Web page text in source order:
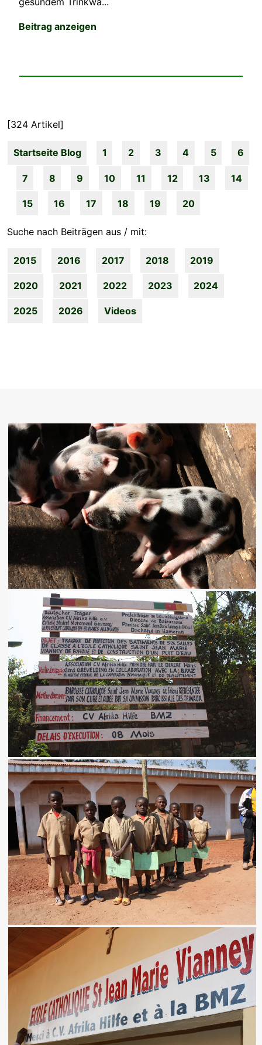
Beitrag anzeigen
[324 Artikel]
Startseite Blog 1 2 3 4 5 6
7 8 9 10 11 12 13 14
15 16 17 18 19 20
Suche nach Beiträgen aus / mit:
2015 2016 2017 2018 2019
2020 2021 2022 2023 2024
2025 2026 Videos